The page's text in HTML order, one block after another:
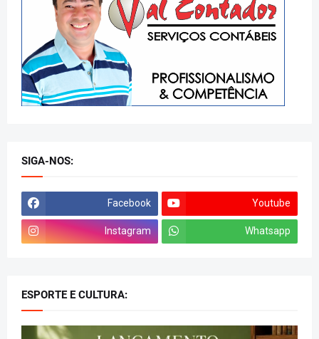
SIGA-NOS:
Facebook Youtube
Instagram Whatsapp
ESPORTE E CULTURA: